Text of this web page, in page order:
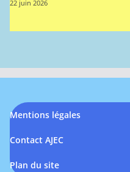
Contact AJEC
Plan du site
Copyright © 2026